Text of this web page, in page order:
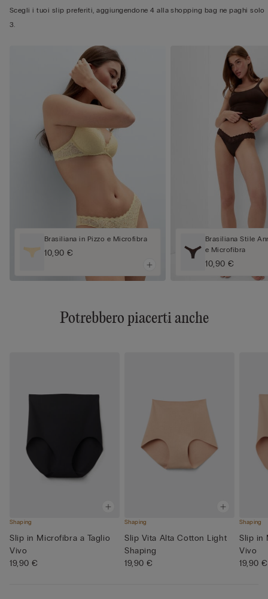
Scegli i tuoi slip preferiti, aggiungendone 4 alla shopping bag ne paghi solo
3.
Brasiliana in Pizzo e Microfibra
10,90 €
Brasiliana Stile
e Microfibra
10,90 €
Potrebbero piacerti anche
Shaping
Slip in Microfibra a Taglio
Vivo
19,90 €
Shaping
Slip Vita Alta Cotton Light
Shaping
19,90 €
Shaping
Slip in
Vivo
19,90 €